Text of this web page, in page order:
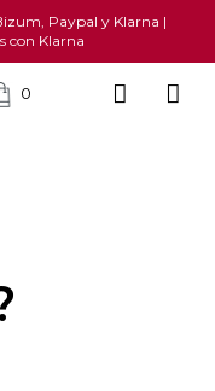
Paypal y Klarna |
con Klarna
0